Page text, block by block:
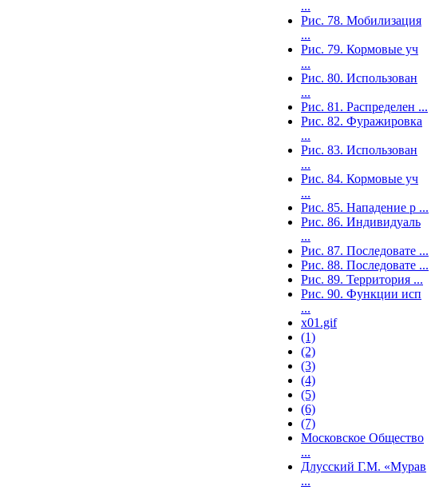
...
Рис. 78. Мобилизация
...
Рис. 79. Кормовые уч
...
Рис. 80. Использован
...
Рис. 81. Распределен ...
Рис. 82. Фуражировка
...
Рис. 83. Использован
...
Рис. 84. Кормовые уч
...
Рис. 85. Нападение р ...
Рис. 86. Индивидуаль
...
Рис. 87. Последовате ...
Рис. 88. Последовате ...
Рис. 89. Территория ...
Рис. 90. Функции исп
...
x01.gif
(1)
(2)
(3)
(4)
(5)
(6)
(7)
Московское Общество
...
Длусский Г.М. «Мурав
...